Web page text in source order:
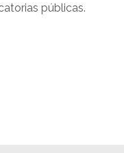
públicas.